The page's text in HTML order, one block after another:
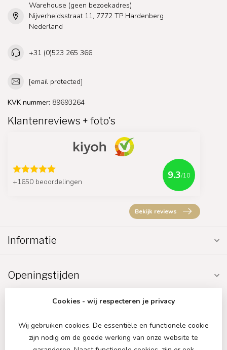
Warehouse (geen bezoekadres)
Nijverheidsstraat 11, 7772 TP Hardenberg
Nederland
+31 (0)523 265 366
[email protected]
KVK nummer: 89693264
Klantenreviews + foto's
+1650 beoordelingen
9.3/10
Bekijk reviews
Informatie
Openingstijden
Cookies - wij respecteren je privacy
Wij gebruiken cookies. De essentiële en functionele cookie
zijn nodig om de goede werking van onze website te